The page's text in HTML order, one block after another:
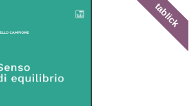
tablick